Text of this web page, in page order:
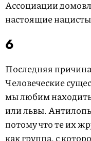
Ассоциации
настоящие
6
Последняя
Человеческие
мы любим
или львы.
потому что те их
как группа, с